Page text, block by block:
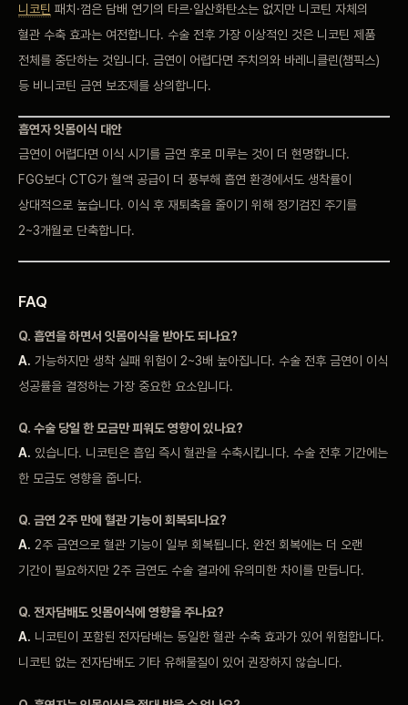
니코틴 패치·껌은 담배 연기의 타르·일산화탄소는 없지만 니코틴 자체의
혈관 수축 효과는 여전합니다. 수술 전후 가장 이상적인 것은 니코틴 제품
전체를 중단하는 것입니다. 금연이 어렵다면 주치의와 바레니클린(챔픽스)
등 비니코틴 금연 보조제를 상의합니다.
흡연자 잇몸이식 대안
금연이 어렵다면 이식 시기를 금연 후로 미루는 것이 더 현명합니다.
FGG보다 CTG가 혈액 공급이 더 풍부해 흡연 환경에서도 생착률이
상대적으로 높습니다. 이식 후 재퇴축을 줄이기 위해 정기검진 주기를
2~3개월로 단축합니다.
FAQ
Q. 흡연을 하면서 잇몸이식을 받아도 되나요?
A. 가능하지만 생착 실패 위험이 2~3배 높아집니다. 수술 전후 금연이 이식
성공률을 결정하는 가장 중요한 요소입니다.
Q. 수술 당일 한 모금만 피워도 영향이 있나요?
A. 있습니다. 니코틴은 흡입 즉시 혈관을 수축시킵니다. 수술 전후 기간에는
한 모금도 영향을 줍니다.
Q. 금연 2주 만에 혈관 기능이 회복되나요?
A. 2주 금연으로 혈관 기능이 일부 회복됩니다. 완전 회복에는 더 오랜
기간이 필요하지만 2주 금연도 수술 결과에 유의미한 차이를 만듭니다.
Q. 전자담배도 잇몸이식에 영향을 주나요?
A. 니코틴이 포함된 전자담배는 동일한 혈관 수축 효과가 있어 위험합니다.
니코틴 없는 전자담배도 기타 유해물질이 있어 권장하지 않습니다.